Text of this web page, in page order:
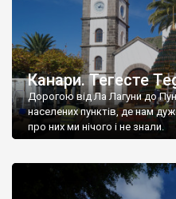
Канари. Тегесте
Дорогою від Ла Лагуни до
населених пунктів, де нам
про них ми нічого і не знали.